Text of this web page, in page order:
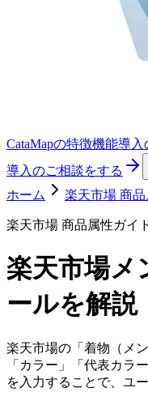
CataMapの特徴機能導入
導入のご相談をする
ホーム
楽天市場 商
楽天市場 商品属性ガイ
楽天市場メ
ールを解説
楽天市場の「着物（メ
「カラー」「代表カラ
を入力することで、ユ